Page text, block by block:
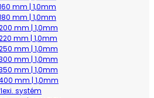
mm | 1,0mm
mm | 1,0mm
mm | 1,0mm
mm | 1,0mm
mm | 1,0mm
mm | 1,0mm
mm | 1,0mm
mm | 1,0mm
systém